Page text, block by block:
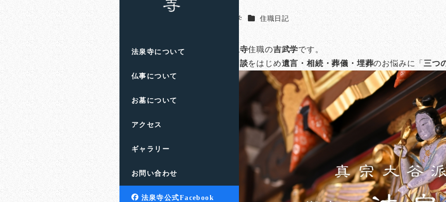
法泉寺について
仏事について
お墓について
アクセス
ギャラリー
お問い合わせ
法泉寺公式Facebook
吉武 学 カテゴリー
住職日記
滋賀県高島市 饗庭山法泉寺住職の吉武学です。
終活のご相談をはじめ遺言・相続・葬儀・埋葬のお悩みに「 三つ